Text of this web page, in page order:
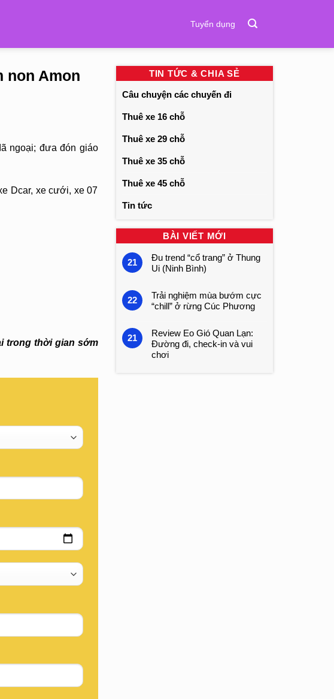
Tuyển dụng
non Amon
ngoại; đưa đón giáo
Dcar, xe cưới, xe 07
trong thời gian sớm
TIN TỨC & CHIA SẺ
Câu chuyện các chuyến đi
Thuê xe 16 chỗ
Thuê xe 29 chỗ
Thuê xe 35 chỗ
Thuê xe 45 chỗ
Tin tức
BÀI VIẾT MỚI
21
Đu trend “cổ trang” ở Thung
Ui (Ninh Bình)
22
Trải nghiệm mùa bướm cực
“chill” ở rừng Cúc Phương
21
Review Eo Gió Quan Lạn:
Đường đi, check-in và vui
chơi